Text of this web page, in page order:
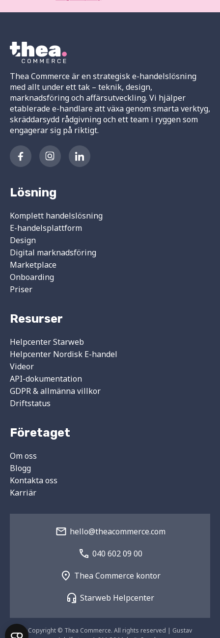
Thea Commerce är en strategisk e-handelslösning
med allt under ett tak – teknik, design,
marknadsföring och affärsutveckling. Vi hjälper
etablerade e-handlare att växa genom smarta verktyg,
skräddarsydd rådgivning och ett team i ryggen som
engagerar sig på riktigt.
Lösning
Komplett handelslösning
E-handelsplattform
Design
Digital marknadsföring
Marketplace
Onboarding
Priser
Resurser
Helpcenter Starweb
Helpcenter Nordisk E-handel
Videor
API-dokumentation
GDPR & allmänna villkor
Driftstatus
Företaget
Om oss
Blogg
Kontakta oss
Karriär
hello@theacommerce.com
040 602 09 00
Thea Commerce kontor
Starweb Helpcenter
Copyright © Thea Commerce. All rights reserved | Gustav